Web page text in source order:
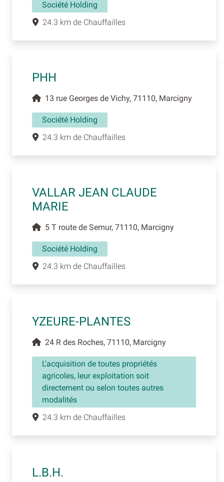
Société Holding
24.3 km de Chauffailles
PHH
13 rue Georges de Vichy, 71110, Marcigny
Société Holding
24.3 km de Chauffailles
VALLAR JEAN CLAUDE
MARIE
5 T route de Semur, 71110, Marcigny
Société Holding
24.3 km de Chauffailles
YZEURE-PLANTES
24 R des Roches, 71110, Marcigny
L'acquisition de toutes propriétés
agricoles, leur exploitation soit
directement ou selon toutes autres
modalités
24.3 km de Chauffailles
L.B.H.